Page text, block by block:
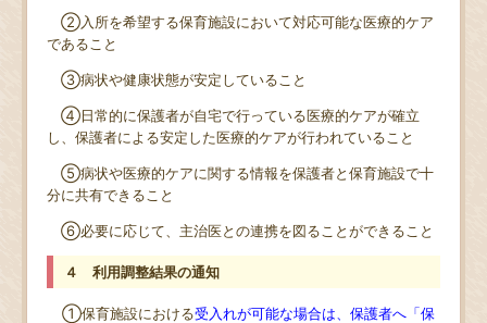
②入所を希望する保育施設において対応可能な医療的ケア
であること
③病状や健康状態が安定していること
④日常的に保護者が自宅で行っている医療的ケアが確立
し、保護者による安定した医療的ケアが行われていること
⑤病状や医療的ケアに関する情報を保護者と保育施設で十
分に共有できること
⑥必要に応じて、主治医との連携を図ることができること
４ 利用調整結果の通知
①保育施設における受入れが可能な場合は、保護者へ「保